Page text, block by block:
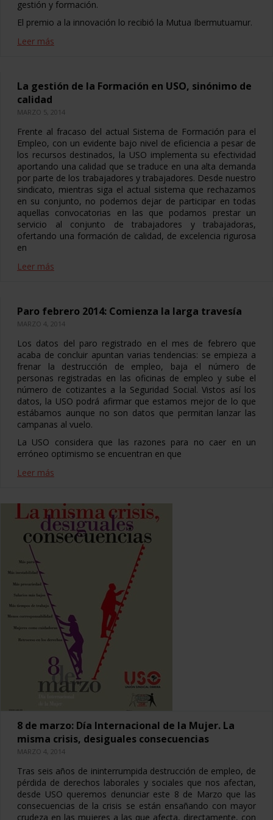
gestión y formación.
El premio a la innovación lo recibió la Mutua Ibermutuamur.
Leer más
La gestión de la Formación en USO, sinónimo de
calidad
MARZO 5, 2014
Frente al fracaso del actual Sistema de Formación para el
Empleo, con un evidente bajo nivel de eficiencia a pesar de
los recursos destinados, la USO implementa su efectividad
aportando una calidad que se traduce en una alta demanda
por parte de los trabajadores y trabajadores. Desde nuestro
sindicato, mientras siga el actual sistema que rechazamos
en su conjunto, no podemos dejar de participar en todas
aquellas convocatorias en las que podamos prestar un
servicio al conjunto de trabajadores y trabajadoras,
ofertando una formación de calidad, de excelencia rigurosa
en
Leer más
Paro febrero 2014: Comienza la larga travesía
MARZO 4, 2014
Los datos del paro registrado en el mes de febrero que
acaba de concluir apuntan varias tendencias: se empieza a
frenar la destrucción de empleo, baja el número de
personas registradas en las oficinas de empleo y sube el
número de cotizantes a la Seguridad Social. Vistos así los
datos, la USO podrá afirmar que estamos mejor de lo que
estábamos aunque no son datos que permitan lanzar las
campanas al vuelo.
La USO considera que las razones para no caer en un
erróneo optimismo se encuentran en que
Leer más
8 de marzo: Día Internacional de la Mujer. La
misma crisis, desiguales consecuencias
MARZO 4, 2014
Tras seis años de ininterrumpida destrucción de empleo, de
pérdida de derechos laborales y sociales que nos afectan,
desde USO queremos denunciar este 8 de Marzo que las
consecuencias de la crisis se están ensañando con mayor
crudeza en las mujeres a las que afecta, directamente, con